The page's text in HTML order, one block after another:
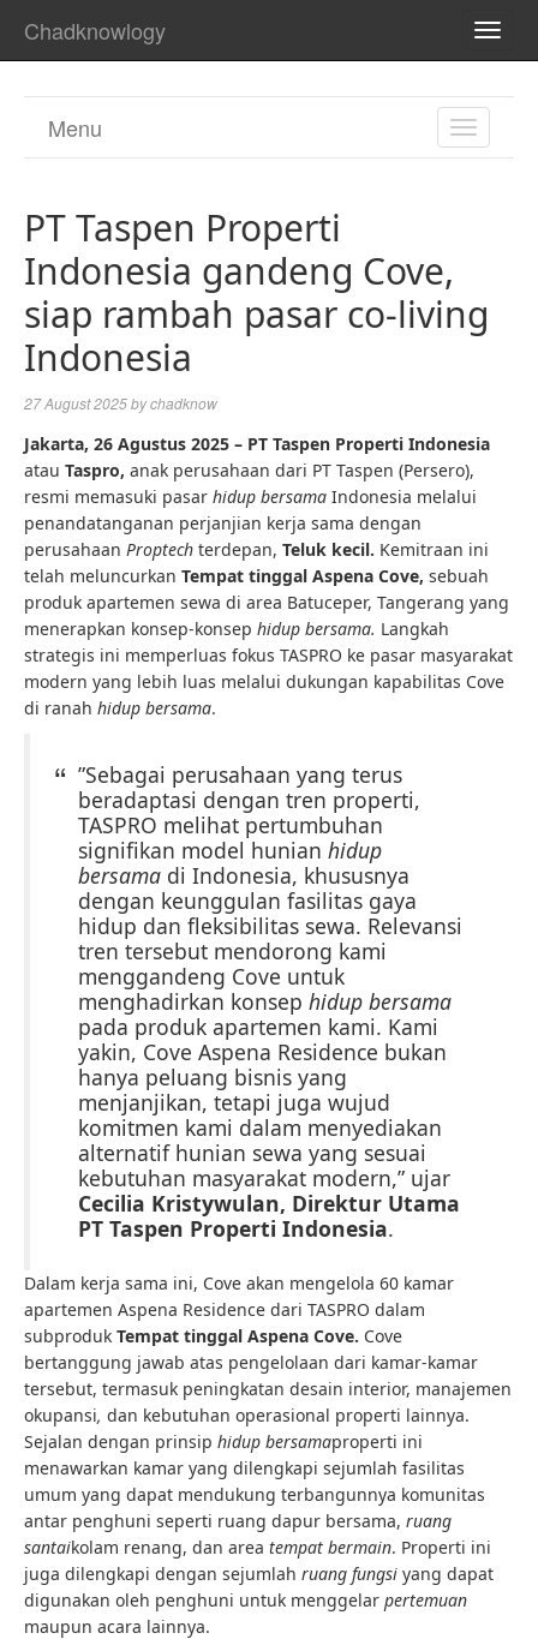
Chadknowlogy
TOGGLE
Menu
PT Taspen Properti
Indonesia gandeng Cove,
siap rambah pasar co-living
Indonesia
27 August 2025bychadknow
Jakarta, 26 Agustus 2025 – PT Taspen Properti Indonesia
atau Taspro, anak perusahaan dari PT Taspen (Persero),
resmi memasuki pasar hidup bersama Indonesia melalui
penandatanganan perjanjian kerja sama dengan
perusahaan Proptech terdepan, Teluk kecil. Kemitraan ini
telah meluncurkan Tempat tinggal Aspena Cove, sebuah
produk apartemen sewa di area Batuceper, Tangerang yang
menerapkan konsep-konsep hidup bersama. Langkah
strategis ini memperluas fokus TASPRO ke pasar masyarakat
modern yang lebih luas melalui dukungan kapabilitas Cove
di ranah hidup bersama.
”Sebagai perusahaan yang terus
beradaptasi dengan tren properti,
TASPRO melihat pertumbuhan
signifikan model hunian hidup
bersama di Indonesia, khususnya
dengan keunggulan fasilitas gaya
hidup dan fleksibilitas sewa. Relevansi
tren tersebut mendorong kami
menggandeng Cove untuk
menghadirkan konsep hidup bersama
pada produk apartemen kami. Kami
yakin, Cove Aspena Residence bukan
hanya peluang bisnis yang
menjanjikan, tetapi juga wujud
komitmen kami dalam menyediakan
alternatif hunian sewa yang sesuai
kebutuhan masyarakat modern,” ujar
Cecilia Kristywulan, Direktur Utama
PT Taspen Properti Indonesia.
Dalam kerja sama ini, Cove akan mengelola 60 kamar
apartemen Aspena Residence dari TASPRO dalam
subproduk Tempat tinggal Aspena Cove. Cove
bertanggung jawab atas pengelolaan dari kamar-kamar
tersebut, termasuk peningkatan desain interior, manajemen
okupansi, dan kebutuhan operasional properti lainnya.
Sejalan dengan prinsip hidup bersamaproperti ini
menawarkan kamar yang dilengkapi sejumlah fasilitas
umum yang dapat mendukung terbangunnya komunitas
antar penghuni seperti ruang dapur bersama, ruang
santaikolam renang, dan area tempat bermain. Properti ini
juga dilengkapi dengan sejumlah ruang fungsi yang dapat
digunakan oleh penghuni untuk menggelar pertemuan
maupun acara lainnya.